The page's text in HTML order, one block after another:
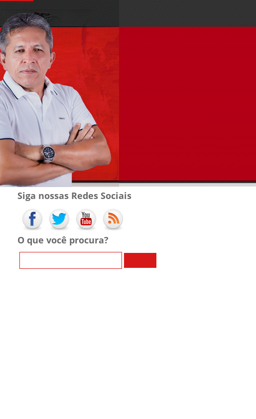
Siga nossas Redes Sociais
O que você procura?